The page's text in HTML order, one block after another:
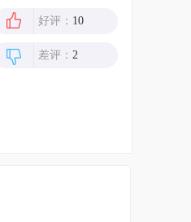
好评： 10
差评： 2